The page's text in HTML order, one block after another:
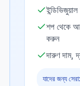
শপ থেকে
করুন
দারুণ দাম,
যাদের জন্য